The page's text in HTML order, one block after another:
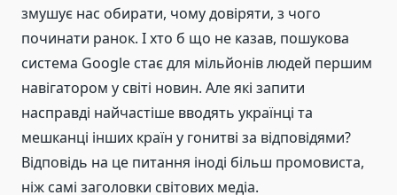
змушує нас обирати, чому довіряти, з чого
починати ранок. І хто б що не казав, пошукова
система Google стає для мільйонів людей першим
навігатором у світі новин. Але які запити
насправді найчастіше вводять українці та
мешканці інших країн у гонитві за відповідями?
Відповідь на це питання іноді більш промовиста,
ніж самі заголовки світових медіа.